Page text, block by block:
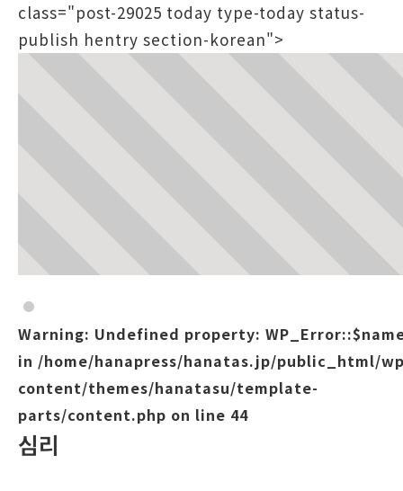
class="post-29025 today type-today status-
publish hentry section-korean">
Warning: Undefined property:
in /home/hanapress/hanatas.jp/public_html/
content/themes/hanatasu/template-
parts/content.php on line 44
심리